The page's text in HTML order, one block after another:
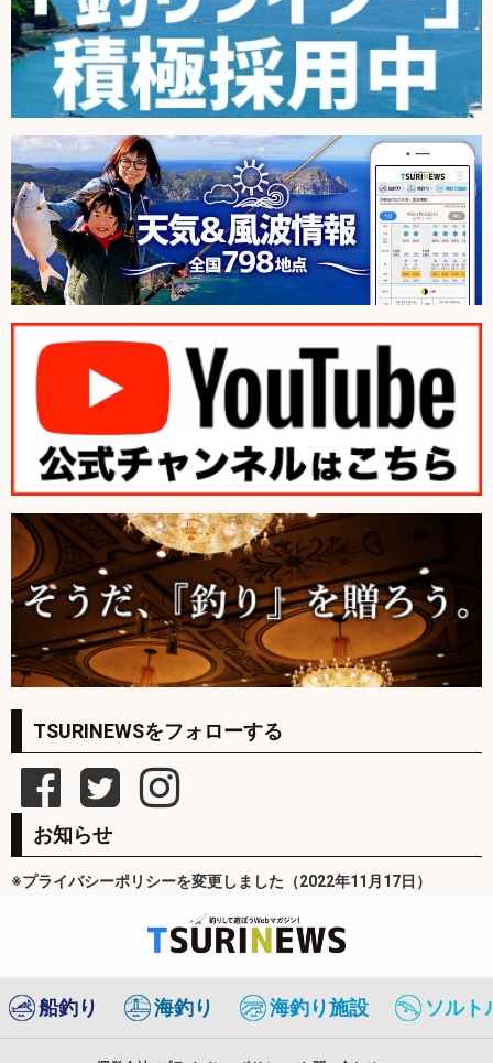
TSURINEWSをフォローする
お知らせ
※プライバシーポリシーを変更しました（2022年11月17日）
船釣り 海釣り 海釣り施設 ソルト